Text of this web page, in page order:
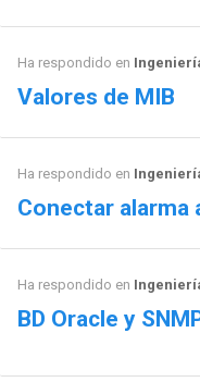
Ha respondido en
Valores de MIB
Ha respondido en
Conectar alarma
Ha respondido en
BD Oracle y